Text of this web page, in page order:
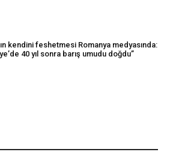
kendini feshetmesi Romanya medyasında:
40 yıl sonra barış umudu doğdu”